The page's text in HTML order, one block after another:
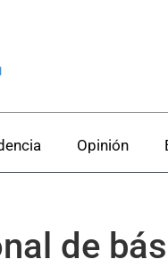
Opinión
de